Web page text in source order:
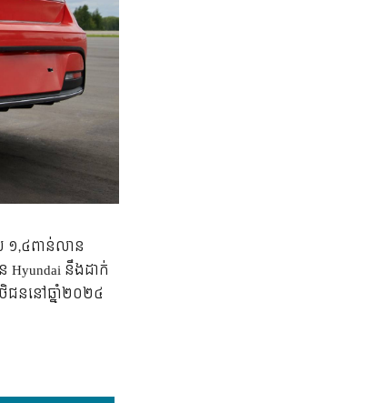
១,៤ពាន់លាន
Hyundai នឹងដាក់
ថិជននៅឆ្នាំ២០២៤